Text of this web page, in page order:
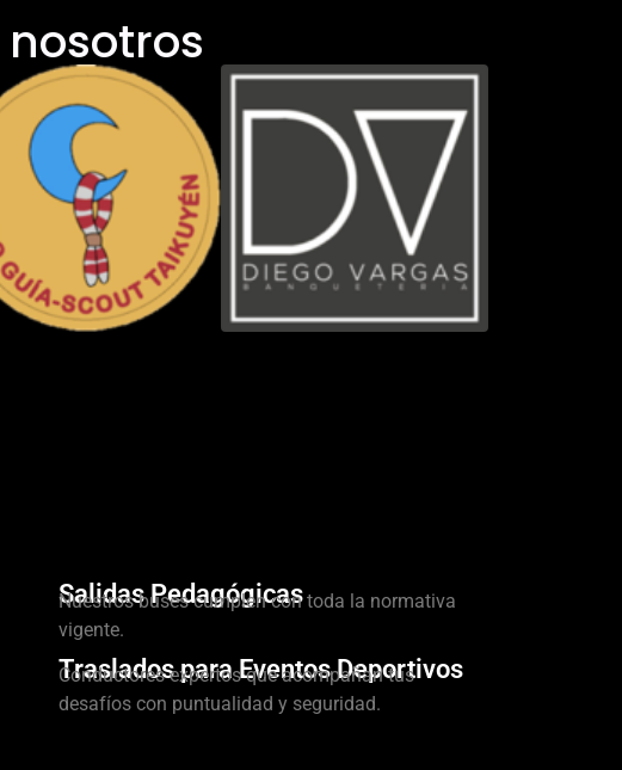
Salidas Pedagógicas
Nuestros buses cumplen con toda la normativa
vigente.
Traslados para Eventos Deportivos
Conductores expertos que acompañan tus
desafíos con puntualidad y seguridad.